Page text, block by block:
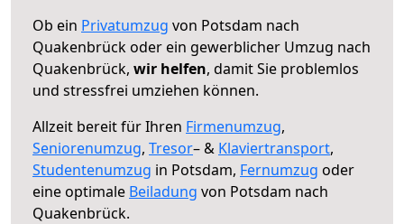
Ob ein Privatumzug von Potsdam nach
Quakenbrück oder ein gewerblicher Umzug nach
Quakenbrück, wir helfen, damit Sie problemlos
und stressfrei umziehen können.
Allzeit bereit für Ihren Firmenumzug,
Seniorenumzug, Tresor– & Klaviertransport,
Studentenumzug in Potsdam, Fernumzug oder
eine optimale Beiladung von Potsdam nach
Quakenbrück.